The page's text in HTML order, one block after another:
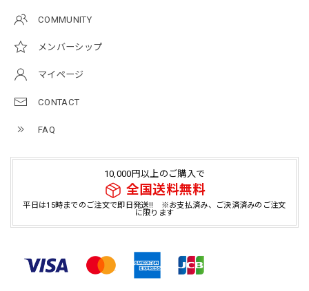
COMMUNITY
メンバーシップ
マイページ
CONTACT
FAQ
10,000円以上のご購入で
全国送料無料
平日は15時までのご注文で即日発送!! ※お支払済み、ご決済済みのご注文
に限ります